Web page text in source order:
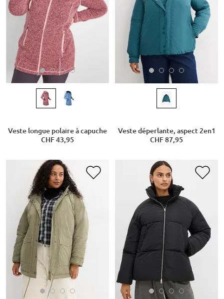
Veste longue polaire à capuche
CHF 43,95
Veste déperlante, aspect 2en1
CHF 87,95